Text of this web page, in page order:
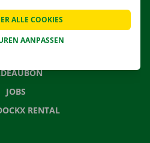
ONS
VRAGEN
JOBS
RENTAL
AANPASSEN
ALLE COOKIES